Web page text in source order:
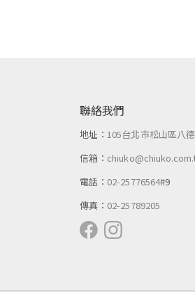
聯絡我們
地址： 105台北市松山區八
信箱：
電話： 02-25776564#9
傳真： 02-25789205